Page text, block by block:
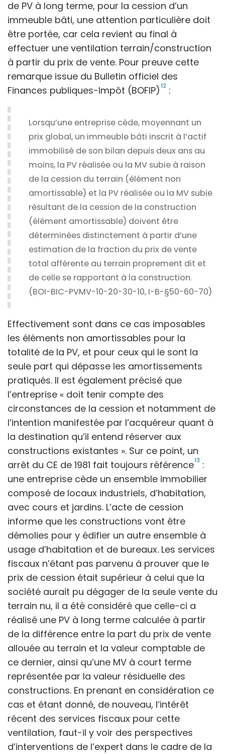
de PV à long terme, pour la cession d’un
immeuble bâti, une attention particulière doit
être portée, car cela revient au final à
effectuer une ventilation terrain/construction
à partir du prix de vente. Pour preuve cette
remarque issue du Bulletin officiel des
Finances publiques-Impôt (BOFIP) 12 :
Lorsqu’une entreprise cède, moyennant un
prix global, un immeuble bâti inscrit à l’actif
immobilisé de son bilan depuis deux ans au
moins, la PV réalisée ou la MV subie à raison
de la cession du terrain (élément non
amortissable) et la PV réalisée ou la MV subie
résultant de la cession de la construction
(élément amortissable) doivent être
déterminées distinctement à partir d’une
estimation de la fraction du prix de vente
total afférente au terrain proprement dit et
de celle se rapportant à la construction.
(BOI-BIC-PVMV-10-20-30-10, I-B-§50-60-70)
Effectivement sont dans ce cas imposables
les éléments non amortissables pour la
totalité de la PV, et pour ceux qui le sont la
seule part qui dépasse les amortissements
pratiqués. Il est également précisé que
l’entreprise « doit tenir compte des
circonstances de la cession et notamment de
l’intention manifestée par l’acquéreur quant à
la destination qu’il entend réserver aux
constructions existantes ». Sur ce point, un
arrêt du CE de 1981 fait toujours référence13 :
une entreprise cède un ensemble immobilier
composé de locaux industriels, d’habitation,
avec cours et jardins. L’acte de cession
informe que les constructions vont être
démolies pour y édifier un autre ensemble à
usage d’habitation et de bureaux. Les services
fiscaux n’étant pas parvenu à prouver que le
prix de cession était supérieur à celui que la
société aurait pu dégager de la seule vente du
terrain nu, il a été considéré que celle-ci a
réalisé une PV à long terme calculée à partir
de la différence entre la part du prix de vente
allouée au terrain et la valeur comptable de
ce dernier, ainsi qu’une MV à court terme
représentée par la valeur résiduelle des
constructions. En prenant en considération ce
cas et étant donné, de nouveau, l’intérêt
récent des services fiscaux pour cette
ventilation, faut-il y voir des perspectives
d’interventions de l’expert dans le cadre de la